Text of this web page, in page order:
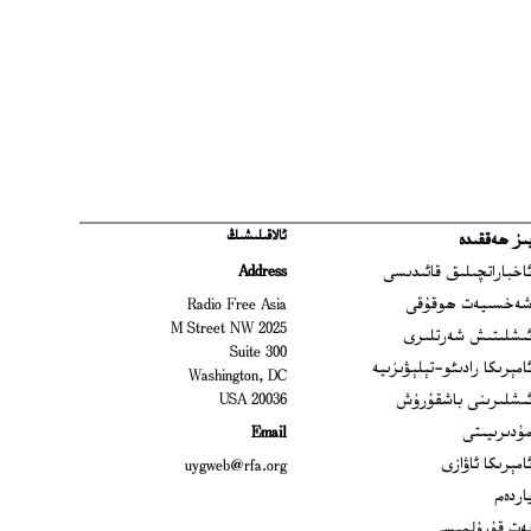
ھەققىدە
ئاخباراتچىلىق قائىدىسى
شەخسىيەت ھوقۇقى
ئىشلىتىش شەرتلىرى
ئامېرىكا رادىئو-تېلېۋىزىيە
ئىشلىرىنى باشقۇرۇش
مۇدىرىيىتى
ئامېرىكا ئاۋازى
ياردەم
ئالاقىلىشىڭ
Address
Radio Free Asia
2025 M Street NW
Suite 300
Washington, DC
20036 USA
Email
uygweb@rfa.org